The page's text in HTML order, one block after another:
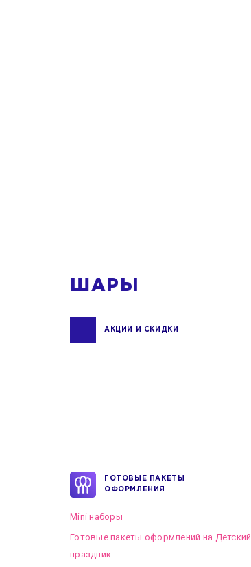
ШАРЫ
АКЦИИ И СКИДКИ
ГОТОВЫЕ ПАКЕТЫ
ОФОРМЛЕНИЯ
Mini наборы
Готовые пакеты оформлений на Детский
праздник